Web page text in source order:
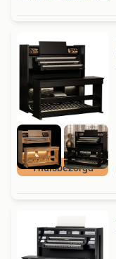
Thuisbezorgd